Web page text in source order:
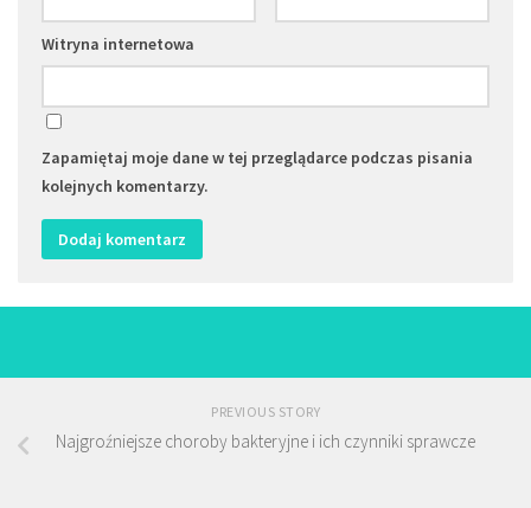
Witryna internetowa
Zapamiętaj moje dane w tej przeglądarce podczas pisania
kolejnych komentarzy.
PREVIOUS STORY
Najgroźniejsze choroby bakteryjne i ich czynniki sprawcze